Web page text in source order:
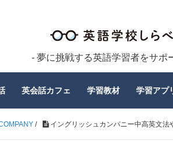
- 夢に挑戦する英語学習者をサポ
英会話カフェ 学習教材 学習アプ
/ イングリッシュカンパニー中高英文